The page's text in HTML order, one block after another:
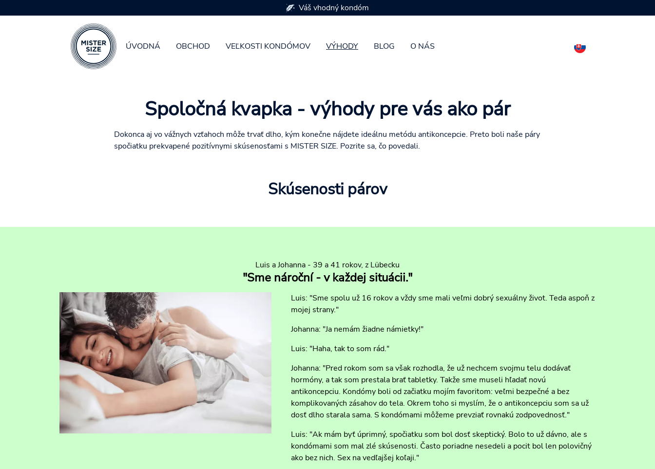
ÚVODNÁ OBCHOD VEĽKOSTI KONDÓMOV VÝHODY BLOG O NÁS
Spoločná kvapka - výhody pre vás ako pár
Dokonca aj vo vážnych vzťahoch môže trvať dlho, kým konečne nájdete ideálnu metódu antikoncepcie. Preto boli naše páry
spočiatku prekvapené pozitívnymi skúsenosťami s MISTER SIZE. Pozrite sa, čo povedali.
Skúsenosti párov
Luis a Johanna - 39 a 41 rokov, z Lübecku
"Sme nároční - v každej situácii."
Luis: "Sme spolu už 16 rokov a vždy sme mali veľmi dobrý sexuálny život. Teda aspoň z
mojej strany."
Johanna: "Ja nemám žiadne námietky!"
Luis: "Haha, tak to som rád."
Johanna: "Pred rokom som sa však rozhodla, že už nechcem svojmu telu dodávať
hormóny, a tak som prestala brať tabletky. Takže sme museli hľadať novú
antikoncepciu. Kondómy boli od začiatku mojím favoritom: veľmi bezpečné a bez
komplikovaných zásahov do tela. Okrem toho si myslím, že o antikoncepciu som sa už
dosť dlho starala sama. S kondómami môžeme prevziať rovnakú zodpovednosť."
Luis: "Ak mám byť úprimný, spočiatku som bol dosť skeptický. Bolo to už dávno, ale s
kondómami som mal zlé skúsenosti. Často poriadne nesedeli a pocit bol len polovičný
ako bez nich. Sex na vedľajšej koľaji."